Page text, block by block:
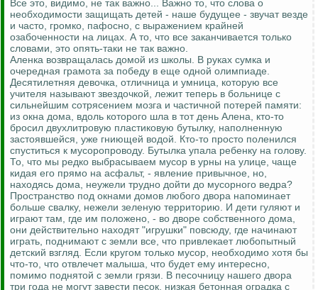
Все это, видимо, не так важно... Важно то, что слова о
необходимости защищать детей - наше будущее - звучат везде
и часто, громко, пафосно, с выражением крайней
озабоченности на лицах. А то, что все заканчивается только
словами, это опять-таки не так важно.
Аленка возвращалась домой из школы. В руках сумка и
очередная грамота за победу в еще одной олимпиаде.
Десятилетняя девочка, отличница и умница, которую все
учителя называют звездочкой, лежит теперь в больнице с
сильнейшим сотрясением мозга и частичной потерей памяти:
из окна дома, вдоль которого шла в тот день Алена, кто-то
бросил двухлитровую пластиковую бутылку, наполненную
застоявшейся, уже гниющей водой. Кто-то просто поленился
спуститься к мусоропроводу. Бутылка упала ребенку на голову.
То, что мы редко выбрасываем мусор в урны на улице, чаще
кидая его прямо на асфальт, - явление привычное, но,
находясь дома, неужели трудно дойти до мусорного ведра?
Пространство под окнами домов любого двора напоминает
больше свалку, нежели зеленую территорию. И дети гуляют и
играют там, где им положено, - во дворе собственного дома,
они действительно находят "игрушки" повсюду, где начинают
играть, поднимают с земли все, что привлекает любопытный
детский взгляд. Если кругом только мусор, необходимо хотя бы
что-то, что отвлечет малыша, что будет ему интересно,
помимо поднятой с земли грязи. В песочницу нашего двора
три года не могут завести песок, низкая бетонная оградка с